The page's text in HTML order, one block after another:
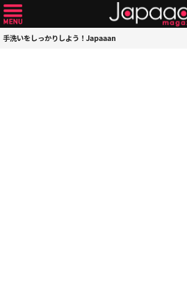
手洗いをしっかりしよう！Japaaan